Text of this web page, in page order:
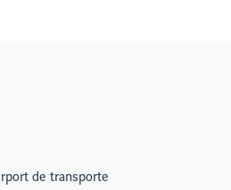
de transporte